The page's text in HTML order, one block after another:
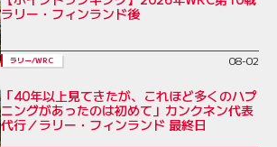
ラリー・フィンランド後
ラリー/WRC 08-02
「40年以上見てきたが、これほど多くのハプ
ニングがあったのは初めて」カンクネン代表
代行／ラリー・フィンランド 最終日